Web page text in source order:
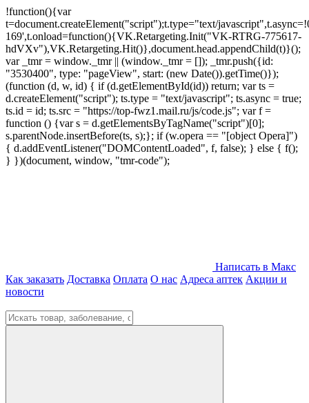
!function(){var
t=document.createElement("script");t.type="text/
169',t.onload=function(){VK.Retargeting.Init("VK-RTRG-775617-
hdVXv"),VK.Retargeting.Hit()},document.head.appendChild(t)}();
var _tmr = window._tmr || (window._tmr = []); _tmr.push({id:
"3530400", type: "pageView", start: (new Date()).getTime()});
(function (d, w, id) { if (d.getElementById(id)) return; var ts =
d.createElement("script"); ts.type = "text/javascript"; ts.async = true;
ts.id = id; ts.src = "https://top-fwz1.mail.ru/js/code.js"; var f =
function () {var s = d.getElementsByTagName("script")[0];
s.parentNode.insertBefore(ts, s);}; if (w.opera == "[object Opera]")
{ d.addEventListener("DOMContentLoaded", f, false); } else { f();
} })(document, window, "tmr-code");
Написать в Макс
Как заказать Доставка Оплата О нас Адреса аптек Акции и
новости